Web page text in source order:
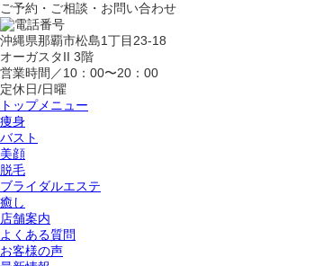
ご予約・ご相談・お問い合わせ
沖縄県那覇市松島1丁目23-18
オーガスタII 3階
営業時間／10：00〜20：00
定休日/日曜
トップメニュー
痩身
バスト
美顔
脱毛
ブライダルエステ
癒し
店舗案内
よくある質問
お客様の声